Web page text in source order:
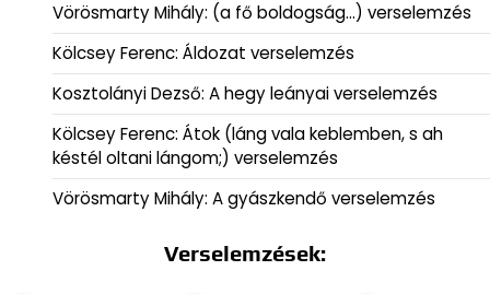
Vörösmarty Mihály: (a fő boldogság…) verselemzés
Kölcsey Ferenc: Áldozat verselemzés
Kosztolányi Dezső: A hegy leányai verselemzés
Kölcsey Ferenc: Átok (láng vala keblemben, s ah
késtél oltani lángom;) verselemzés
Vörösmarty Mihály: A gyászkendő verselemzés
Verselemzések: